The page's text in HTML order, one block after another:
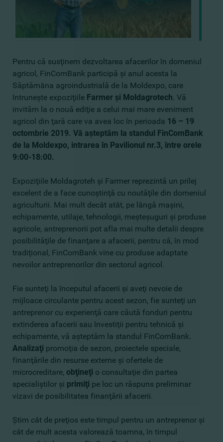
Pentru că susţinem dezvoltarea afacerilor în domeniul
agricol, FinComBank participă şi anul acesta la
Săptămâna agroindustrială de la Moldexpo, care
întruneşte expoziţiile Farmer şi Moldagrotech. Vă
invităm la o nouă ediţie a celui mai mare eveniment
agricol din ţară care va avea loc în perioada 16 – 19
octombrie 2019. Vă aşteptăm la standul FinComBank
de la Moldexpo, intrarea în Pavilionul nr.3, între orele
9:00-18:00.
Expoziţiile Moldagroteh şi Farmer reprezintă un prilej
excelent de a face cunoştinţă cu noutăţile din domeniul
agriculturii. Mai mult decât atât, pe lângă maşini,
echipamente, utilaje, tehnologii, meşteşuguri şi produse
agricole, antreprenorii pot afla mai multe detalii despre
posibilităţile de finanţare a afacerii, pentru că, în mod
tradiţional, FinComBank vine cu produse adaptate
nevoilor antreprenorilor din sectorul agricol.
Fie sunteţi la începutul afacerii şi aveţi nevoie de
mijloace circulante pentru acest sezon, fie sunteţi un
antreprenor cu experienţă care căută fonduri pentru
extinderea afacerii sau învestiţii pentru tehnică şi
echipamente, vă aşteptăm la standul FinComBank.
Analizaţi promoţia de sezon, proiectele speciale,
finanţările din resurse externe şi ofertele de
microcreditare, obţineţi o consultaţie din partea
specialiştilor şi primiţi pe loc un răspuns preliminar
vizavi de posibilitatea finanţării afacerii.
Ştim cât de preţios este timpul pentru un antreprenor şi
cât de mult acesta valorează toamna, în timpul